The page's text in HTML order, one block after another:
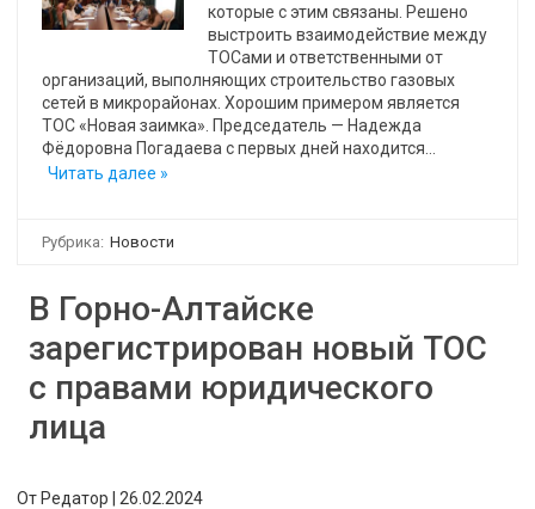
которые с этим связаны. Решено
выстроить взаимодействие между
ТОСами и ответственными от
организаций, выполняющих строительство газовых
сетей в микрорайонах. Хорошим примером является
ТОС «Новая заимка». Председатель — Надежда
Фёдоровна Погадаева с первых дней находится…
Читать далее »
Рубрика: Новости
В Горно-Алтайске
зарегистрирован новый ТОС
с правами юридического
лица
От Редатор 26.02.2024